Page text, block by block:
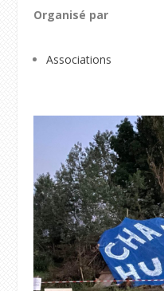
Organisé par
Associations